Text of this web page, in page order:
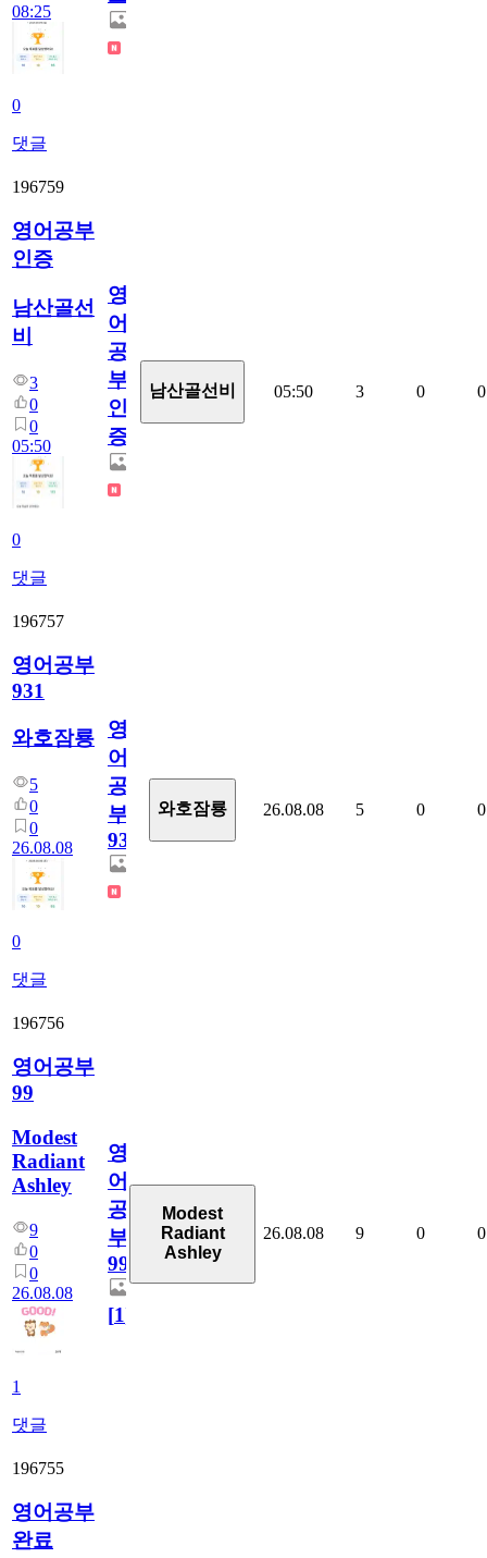
08:25
0
댓글
196759
영어공부
인증
남산골선
비
3
0
0
05:50
0
댓글
영
어
공
부
인
증
남산골선비 05:50 3 0 0
196757
영어공부
931
와호잠룡
5
0
0
26.08.08
0
댓글
영
어
공
부
931
와호잠룡 26.08.08 5 0 0
196756
영어공부
99
Modest
Radiant
Ashley
9
0
0
26.08.08
1
댓글
영
어
공
부
99
[1]
Modest
Radiant
Ashley
26.08.08 9 0 0
196755
영어공부
완료